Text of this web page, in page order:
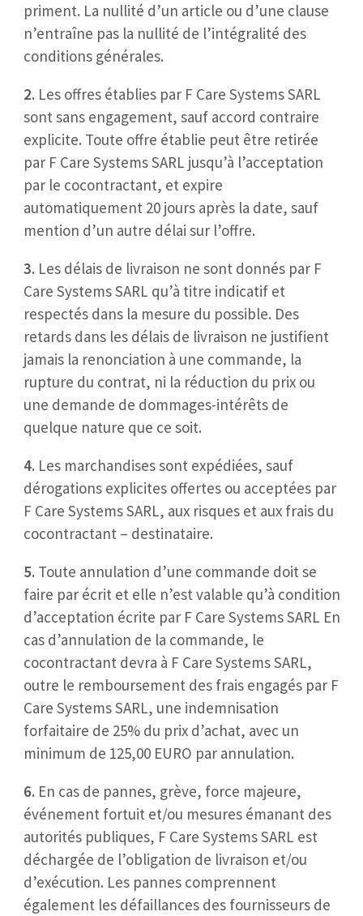
priment. La nullité d’un article ou d’une clause
n’entraîne pas la nullité de l’intégralité des
conditions générales.
2.Les offres établies par F Care Systems SARL
sont sans engagement, sauf accord contraire
explicite. Toute offre établie peut être retirée
par F Care Systems SARL jusqu’à l’acceptation
par le cocontractant, et expire
automatiquement 20 jours après la date, sauf
mention d’un autre délai sur l’offre.
3.Les délais de livraison ne sont donnés par F
Care Systems SARL qu’à titre indicatif et
respectés dans la mesure du possible. Des
retards dans les délais de livraison ne justifient
jamais la renonciation à une commande, la
rupture du contrat, ni la réduction du prix ou
une demande de dommages-intérêts de
quelque nature que ce soit.
4.Les marchandises sont expédiées, sauf
dérogations explicites offertes ou acceptées par
F Care Systems SARL, aux risques et aux frais du
cocontractant – destinataire.
5.Toute annulation d’une commande doit se
faire par écrit et elle n’est valable qu’à condition
d’acceptation écrite par F Care Systems SARL En
cas d’annulation de la commande, le
cocontractant devra à F Care Systems SARL,
outre le remboursement des frais engagés par F
Care Systems SARL, une indemnisation
forfaitaire de 25% du prix d’achat, avec un
minimum de 125,00 EURO par annulation.
6.En cas de pannes, grève, force majeure,
événement fortuit et/ou mesures émanant des
autorités publiques, F Care Systems SARL est
déchargée de l’obligation de livraison et/ou
d’exécution. Les pannes comprennent
également les défaillances des fournisseurs de